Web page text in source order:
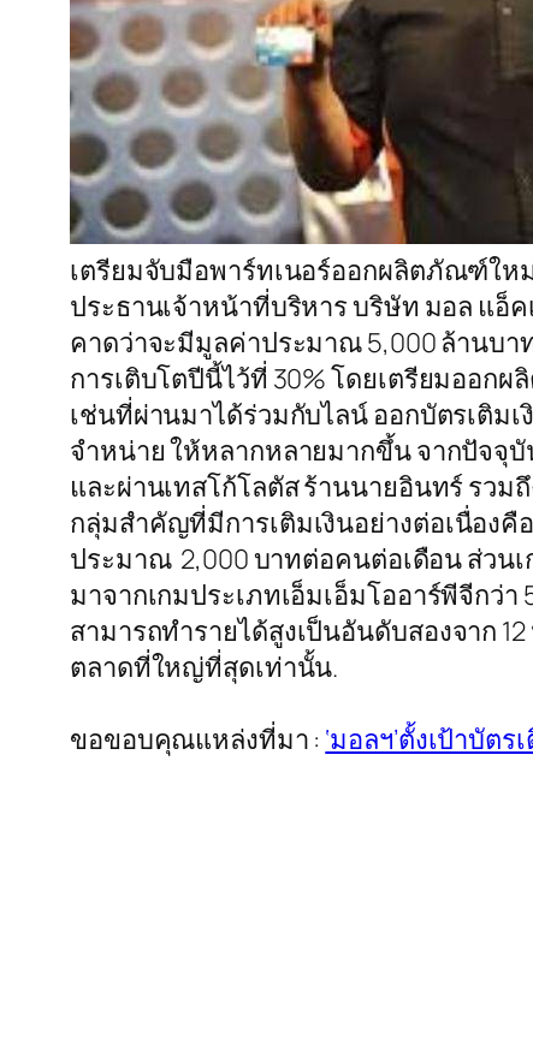
เตรียมจับมือพาร์ทเนอร์ออกผลิตภัณฑ์ให
ประธานเจ้าหน้าที่บริหาร บริษัท มอล แอ็
คาดว่าจะมีมูลค่าประมาณ 5,000 ล้านบ
การเติบโตปีนี้ไว้ที่ 30% โดยเตรียมออก
เช่นที่ผ่านมาได้ร่วมกับไลน์ ออกบัตรเติม
จำหน่าย ให้หลากหลายมากขึ้น จากปัจจุ
และผ่านเทสโก้โลตัส ร้านนายอินทร์ รวม
กลุ่มสำคัญที่มีการเติมเงินอย่างต่อเนื่องคื
ประมาณ 2,000 บาทต่อคนต่อเดือน ส่วน
มาจากเกมประเภทเอ็มเอ็มโออาร์พีจีกว่
สามารถทำรายได้สูงเป็นอันดับสองจาก
ตลาดที่ใหญ่ที่สุดเท่านั้น.
ขอขอบคุณแหล่งที่มา : ‘มอลฯ’ตั้งเป้าบัต